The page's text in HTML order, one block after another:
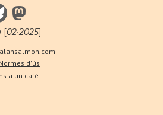
[02·2025]
d'ús
a un café